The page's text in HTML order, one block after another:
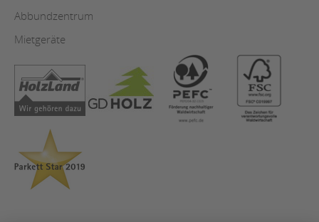
Abbundzentrum
Mietgeräte